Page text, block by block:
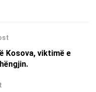
Kosova, viktimë e